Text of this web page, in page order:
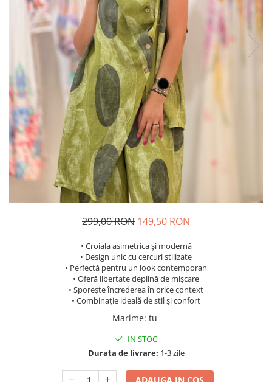
Costume de baie
299,00 RON 149,50 RON
• Croiala asimetrica și modernă
• Design unic cu cercuri stilizate
• Perfectă pentru un look contemporan
• Oferă libertate deplină de mișcare
• Sporește încrederea în orice context
• Combinație ideală de stil și confort
Marime: tu
IN STOC
Durata de livrare: 1-3 zile